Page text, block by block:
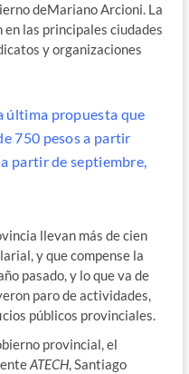
deMariano Arcioni. La
las principales ciudades
y organizaciones
última propuesta que
750 pesos a partir
partir de septiembre,
llevan más de cien
y que compense la
pasado, y lo que va de
paro de actividades,
públicos provinciales.
provincial, el
ATECH, Santiago